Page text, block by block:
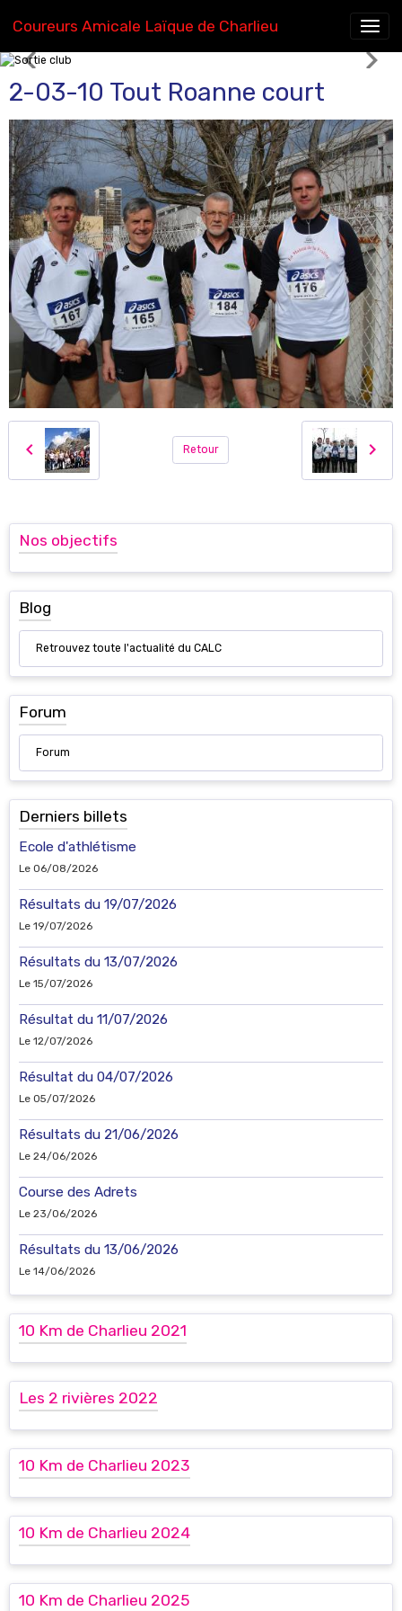
Coureurs Amicale Laïque de Charlieu
2-03-10 Tout Roanne court
Retour
Nos objectifs
Blog
Retrouvez toute l'actualité du CALC
Forum
Forum
Derniers billets
Ecole d'athlétisme
Le 06/08/2026
Résultats du 19/07/2026
Le 19/07/2026
Résultats du 13/07/2026
Le 15/07/2026
Résultat du 11/07/2026
Le 12/07/2026
Résultat du 04/07/2026
Le 05/07/2026
Résultats du 21/06/2026
Le 24/06/2026
Course des Adrets
Le 23/06/2026
Résultats du 13/06/2026
Le 14/06/2026
10 Km de Charlieu 2021
Les 2 rivières 2022
10 Km de Charlieu 2023
10 Km de Charlieu 2024
10 Km de Charlieu 2025